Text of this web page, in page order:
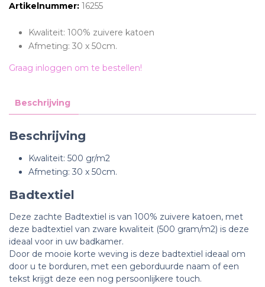
Artikelnummer: 16255
Kwaliteit: 100% zuivere katoen
Afmeting: 30 x 50cm.
Graag inloggen om te bestellen!
Beschrijving
Beschrijving
Kwaliteit: 500 gr/m2
Afmeting: 30 x 50cm.
Badtextiel
Deze zachte Badtextiel is van 100% zuivere katoen, met
deze badtextiel van zware kwaliteit (500 gram/m2) is deze
ideaal voor in uw badkamer.
Door de mooie korte weving is deze badtextiel ideaal om
door u te borduren, met een geborduurde naam of een
tekst krijgt deze een nog persoonlijkere touch.